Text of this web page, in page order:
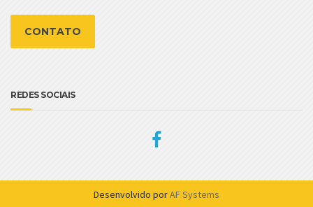
CONTATO
REDES SOCIAIS
Desenvolvido porAF Systems